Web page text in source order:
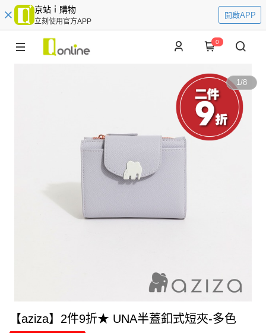
京站ｉ購物
立刻使用官方APP
開啟APP
0
1/8
【aziza】2件9折★ UNA半蓋釦式短夾-多色